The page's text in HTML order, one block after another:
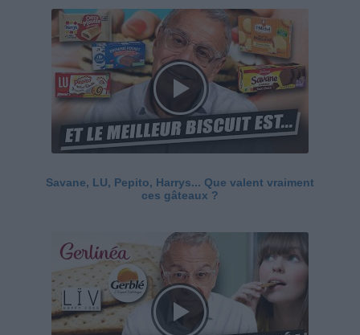
Savane, LU, Pepito, Harrys... Que valent vraiment
ces gâteaux ?